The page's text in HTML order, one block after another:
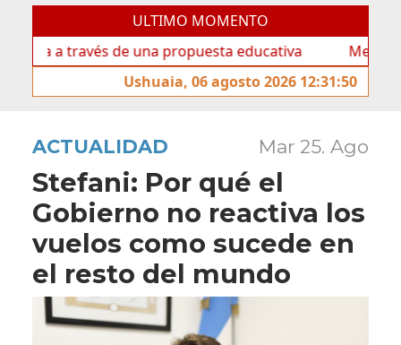
ULTIMO MOMENTO
través de una propuesta educativa
Mes de las
Ushuaia, 06 agosto 2026 12:31:50
ACTUALIDAD Mar 25. Ago
Stefani: Por qué el
Gobierno no reactiva los
vuelos como sucede en
el resto del mundo